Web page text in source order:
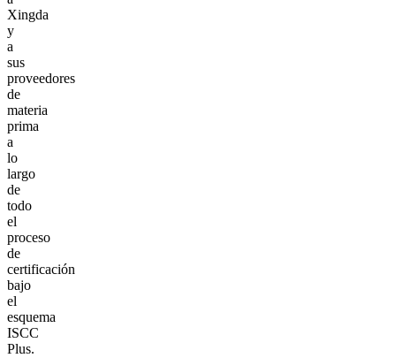
Xingda
y
a
sus
proveedores
de
materia
prima
a
lo
largo
de
todo
el
proceso
de
certificación
bajo
el
esquema
ISCC
Plus.